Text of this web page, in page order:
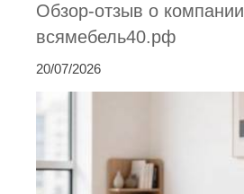
Обзор-отзыв о компании
всямебель40.рф
20/07/2026